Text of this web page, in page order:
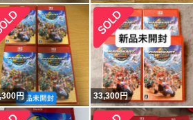
ね！
円 33,300円